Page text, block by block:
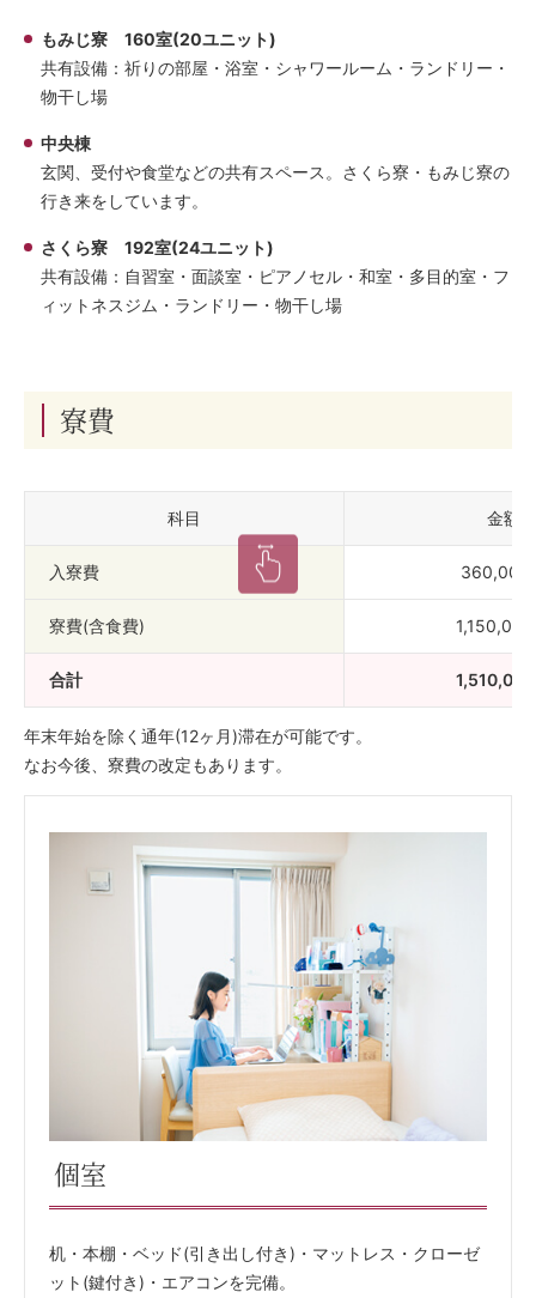
もみじ寮 160室(20ユニット)
共有設備：祈りの部屋・浴室・シャワールーム・ランドリー・
物干し場
中央棟
玄関、受付や食堂などの共有スペース。さくら寮・もみじ寮の
行き来をしています。
さくら寮 192室(24ユニット)
共有設備：自習室・面談室・ピアノセル・和室・多目的室・フ
ィットネスジム・ランドリー・物干し場
寮費
科目 金額
入寮費 360,000
寮費(含食費)
合計
年末年始を除く通年(12ヶ月)滞在が可能です。
なお今後、寮費の改定もあります。
個室
机・本棚・ベッド(引き出し付き)・マットレス・クローゼ
ット(鍵付き)・エアコンを完備。